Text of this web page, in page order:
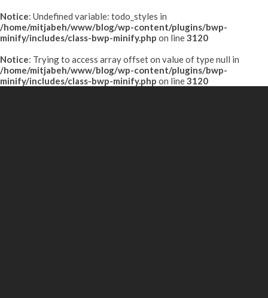
Notice: Undefined variable: todo_styles in
/home/mitjabeh/www/blog/wp-content/plugins/bwp-
minify/includes/class-bwp-minify.php on line3120
Notice: Trying to access array offset on value of type null in
/home/mitjabeh/www/blog/wp-content/plugins/bwp-
minify/includes/class-bwp-minify.php on line3120